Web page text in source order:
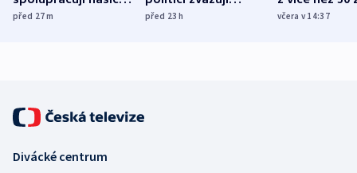
různých zemí
před 27m
dohodu o
před 23h
Bojovali na
včera v 14:37
Divácké centrum